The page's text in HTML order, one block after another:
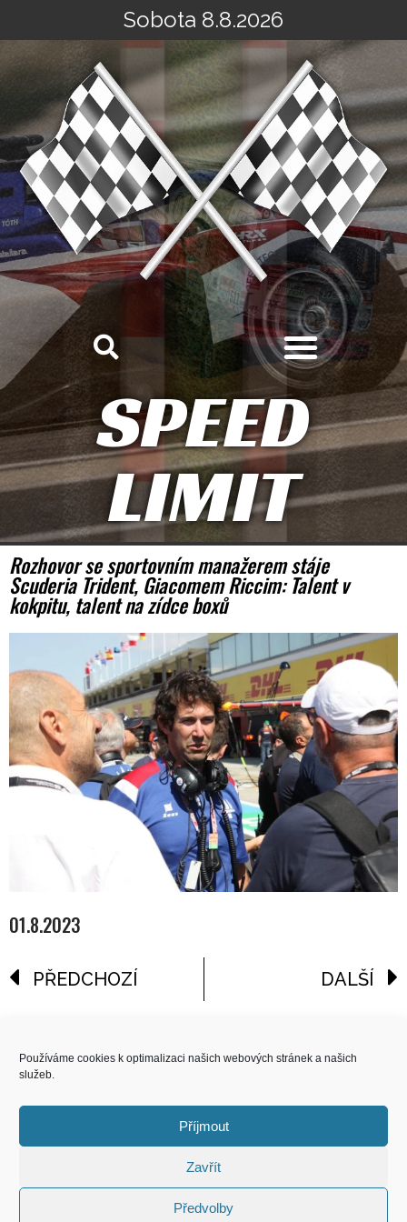
Používáme cookies k optimalizaci našich webových stránek a našich
služeb.
Příjmout
Zavřít
Předvolby
na
Sobota 8.8.2026
SPEED
LIMIT
Rozhovor se sportovním manažerem stáje
Scuderia Trident, Giacomem Riccim: Talent v
kokpitu, talent na zídce boxů
01.8.2023
PŘEDCHOZÍ DALŠÍ
COPYRIGHT
© 2026 Speed Limit,
All Rights Reserved